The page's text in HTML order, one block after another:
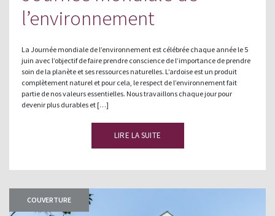
l’environnement
La Journée mondiale de l’environnement est célébrée chaque année le 5
juin avec l’objectif de faire prendre conscience de l’importance de prendre
soin de la planète et ses ressources naturelles. L’ardoise est un produit
complètement naturel et pour cela, le respect de l’environnement fait
partie de nos valeurs essentielles. Nous travaillons chaque jour pour
devenir plus durables et […]
LIRE LA SUITE
COUVERTURE